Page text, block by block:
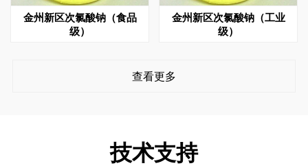
金州新区次氯酸钠（食品
级）
金州新区次氯酸钠（工业
级）
查看更多
技术支持